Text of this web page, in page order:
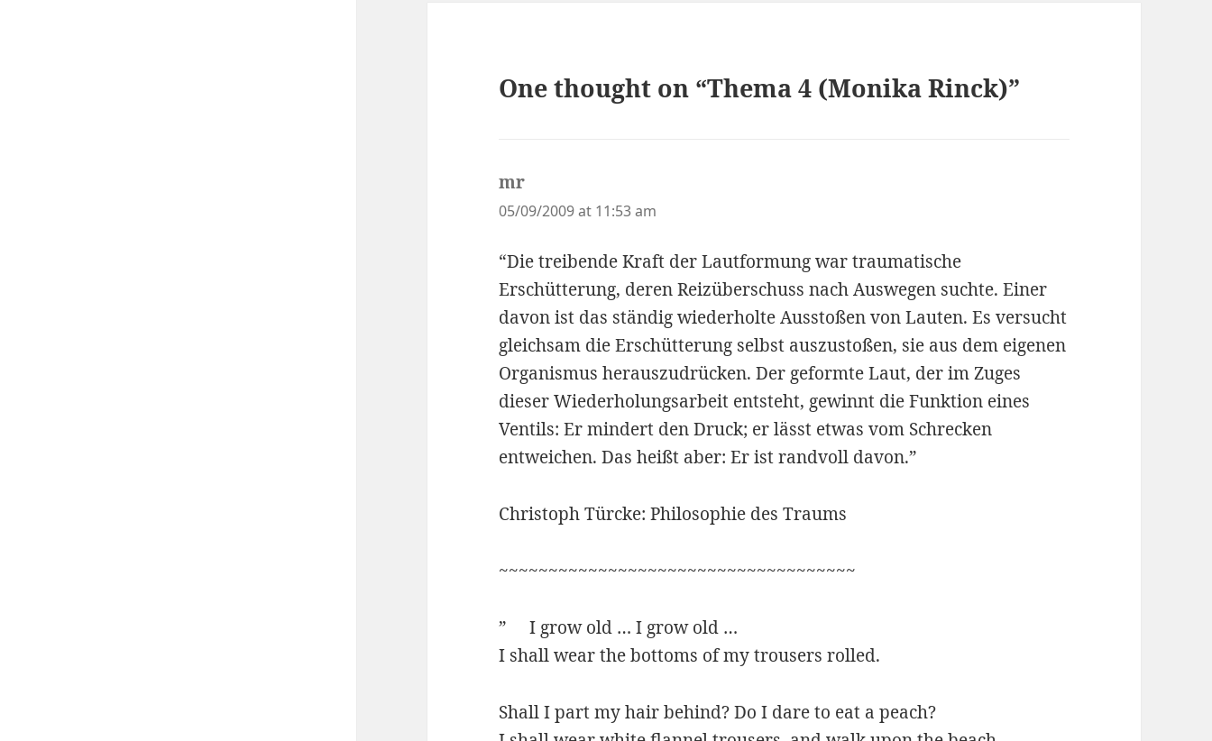
One thought on “Thema 4 (Monika Rinck)”
mr
05/09/2009 at 11:53 am
“Die treibende Kraft der Lautformung war traumatische
Erschütterung, deren Reizüberschuss nach Auswegen suchte. Einer
davon ist das ständig wiederholte Ausstoßen von Lauten. Es versucht
gleichsam die Erschütterung selbst auszustoßen, sie aus dem eigenen
Organismus herauszudrücken. Der geformte Laut, der im Zuges
dieser Wiederholungsarbeit entsteht, gewinnt die Funktion eines
Ventils: Er mindert den Druck; er lässt etwas vom Schrecken
entweichen. Das heißt aber: Er ist randvoll davon.”
Christoph Türcke: Philosophie des Traums
~~~~~~~~~~~~~~~~~~~~~~~~~~~~~~~~~~~~
” I grow old … I grow old …
I shall wear the bottoms of my trousers rolled.
Shall I part my hair behind? Do I dare to eat a peach?